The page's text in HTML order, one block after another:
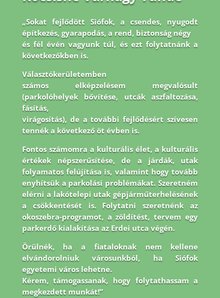
„Sokat fejlődött Siófok, a csendes, nyugodt
építkezés, gyarapodás, a rend, biztonság négy
és fél évén vagyunk túl, és ezt folytatnánk a
következőkben is.
Választókerületemben
számos elképzelésem megvalósult
(parkolóhelyek bővítése, utcák aszfaltozása,
fásítás,
virágosítás), de a további fejlődésért szívesen
tennék a következő öt évben is.
Fontos számomra a kulturális élet, a kulturális
értékek népszerűsítése, de a járdák, utak
folyamatosfelújítása is, valamint hogy tovább
enyhítsük a parkolási problémákat. Szeretném
elérni a lakótelepi utak gépjárműterhelésének
a csökkentését is. Folytatni szeretnénk az
okoszebra-programot, a zöldítést, tervem egy
parkerdő kialakítása az Erdei utca végén.
Örülnék, ha a fiataloknak nem kellene
elvándorolniuk városunkból, ha Siófok
egyetemi város lehetne.
Kérem, támogassanak, hogy folytathassam a
megkezdett munkát!”